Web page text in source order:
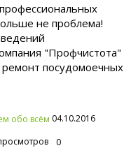
не проблема!
"Профчистота"
ремонт посудомоечных
обо всём 04.10.2016
0